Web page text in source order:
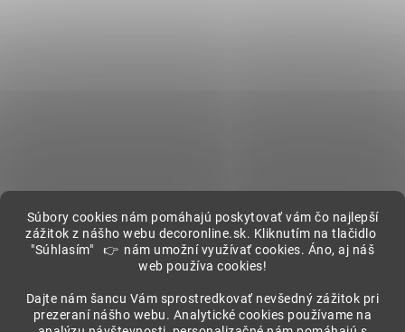
Súbory cookies nám pomáhajú poskytovať vám čo najlepší
zážitok z nášho webu decoronline.sk. Kliknutím na tlačidlo
"Súhlasím" 👉 nám umožní využívať cookies. Áno, aj náš
web používa cookies!
Dajte nám šancu Vám sprostredkovať nevšedný zážitok pri
prezeraní nášho webu. Analytické cookies používame na
Showroom